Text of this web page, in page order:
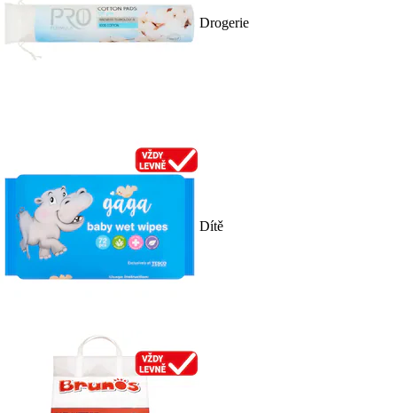
Drogerie
Dítě